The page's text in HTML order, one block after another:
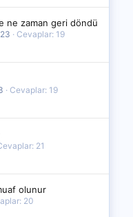
ne zaman geri döndü
Cevaplar: 19
Cevaplar: 19
21
olunur
20